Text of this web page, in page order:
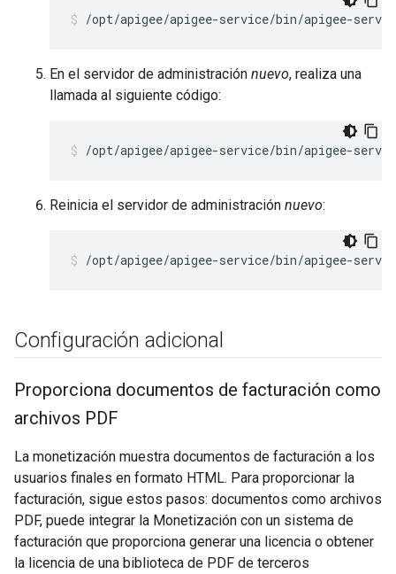
/opt/apigee/apigee-service/bin/apigee-
En el servidor de administración nuevo, realiza una
llamada al siguiente código:
/opt/apigee/apigee-service/bin/apigee-
Reinicia el servidor de administración nuevo:
/opt/apigee/apigee-service/bin/apigee-
Configuración adicional
Proporciona documentos de facturación como
archivos PDF
La monetización muestra documentos de facturación a los
usuarios finales en formato HTML. Para proporcionar la
facturación, sigue estos pasos: documentos como archivos
PDF, puede integrar la Monetización con un sistema de
facturación que proporciona generar una licencia o obtener
la licencia de una biblioteca de PDF de terceros